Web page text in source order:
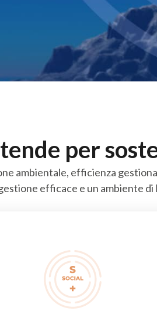
per
ambientale, efficienza
efficace e un ambiente